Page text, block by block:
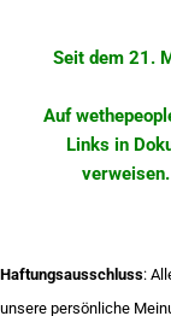
Seit dem 21.
Auf
Links in
Haftungsausschluss:
unsere persönliche